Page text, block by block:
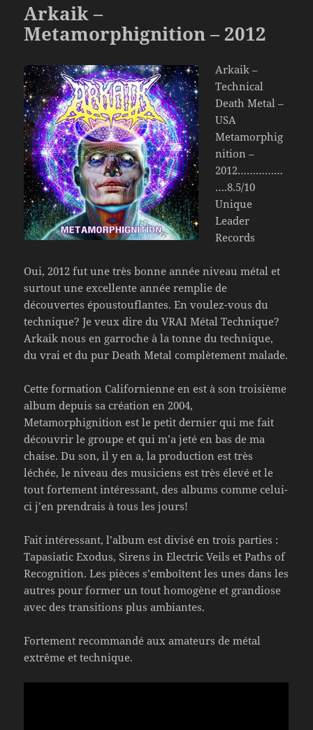
Arkaik –
Metamorphignition – 2012
Arkaik –
Technical
Death Metal –
USA
Metamorphig
nition –
2012……………
….8.5/10
Unique
Leader
Records
Oui, 2012 fut une très bonne année niveau métal et
surtout une excellente année remplie de
découvertes époustouflantes. En voulez-vous du
technique? Je veux dire du VRAI Métal Technique?
Arkaik nous en garroche à la tonne du technique,
du vrai et du pur Death Metal complètement malade.
Cette formation Californienne en est à son troisième
album depuis sa création en 2004,
Metamorphignition est le petit dernier qui me fait
découvrir le groupe et qui m’a jeté en bas de ma
chaise. Du son, il y en a, la production est très
léchée, le niveau des musiciens est très élevé et le
tout fortement intéressant, des albums comme celui-
ci j’en prendrais à tous les jours!
Fait intéressant, l’album est divisé en trois parties :
Tapasiatic Exodus, Sirens in Electric Veils et Paths of
Recognition. Les pièces s’emboîtent les unes dans les
autres pour former un tout homogène et grandiose
avec des transitions plus ambiantes.
Fortement recommandé aux amateurs de métal
extrême et technique.